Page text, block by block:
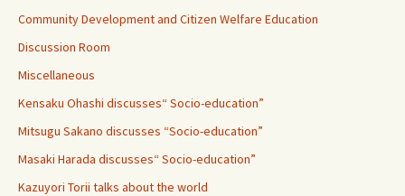
Community Development and Citizen Welfare Education
Discussion Room
Miscellaneous
Kensaku Ohashi discusses“ Socio-education”
Mitsugu Sakano discusses “Socio-education”
Masaki Harada discusses“ Socio-education”
Kazuyori Torii talks about the world